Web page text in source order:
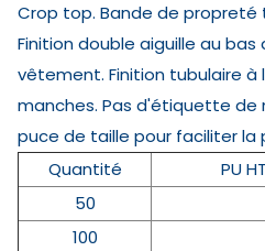
Crop top. Bande de propreté
Finition double aiguille au
vêtement. Finition tubulaire
manches. Pas d'étiquette de
puce de taille pour faciliter la
Quantité
PU
50
100